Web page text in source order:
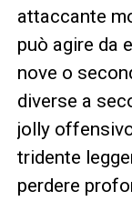
attaccante
può agire da
nove o
diverse a
jolly
tridente
perdere